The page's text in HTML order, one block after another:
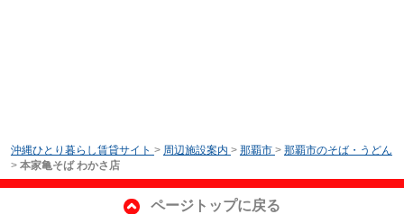
沖縄ひとり暮らし賃貸サイト > 周辺施設案内 > 那覇市 > 那覇市のそば・うどん
> 本家亀そば わかさ店
ページトップに戻る